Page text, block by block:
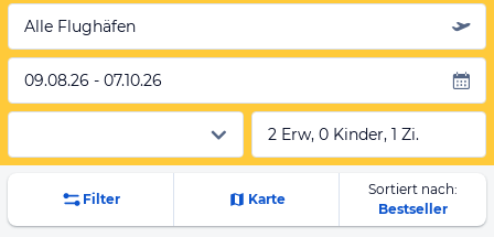
Alle Flughäfen
09.08.26 - 07.10.26
2 Erw, 0 Kinder, 1 Zi.
Filter Karte
Sortiert nach:
Bestseller